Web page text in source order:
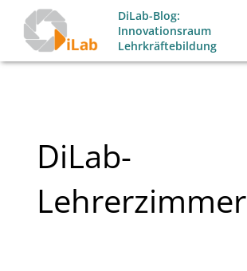
Inhalt
springen
DiLab-Blog:
Innovationsraum
Lehrkräftebildung
DiLab-
Lehrerzimmer